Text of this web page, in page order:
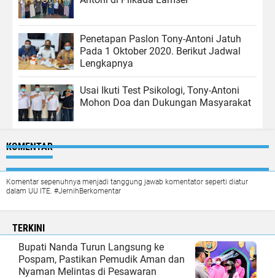
Penetapan Paslon Tony-Antoni Jatuh
Pada 1 Oktober 2020. Berikut Jadwal
Lengkapnya
Usai Ikuti Test Psikologi, Tony-Antoni
Mohon Doa dan Dukungan Masyarakat
KOMENTAR
Komentar sepenuhnya menjadi tanggung jawab komentator seperti diatur
dalam UU ITE. #JernihBerkomentar
TERKINI
Bupati Nanda Turun Langsung ke
Pospam, Pastikan Pemudik Aman dan
Nyaman Melintas di Pesawaran